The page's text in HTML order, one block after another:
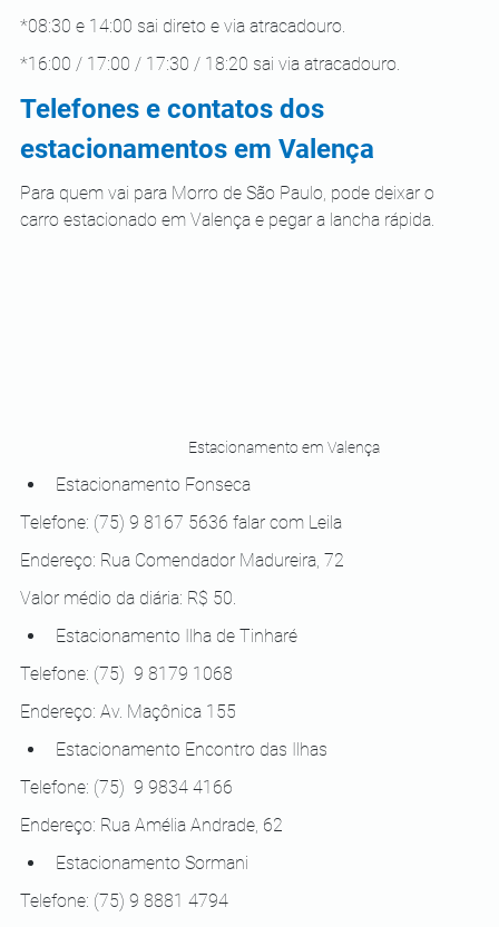
*08:30 e 14:00 sai direto e via atracadouro.
*16:00 / 17:00 / 17:30 / 18:20 sai via atracadouro.
Telefones e contatos dos
estacionamentos em Valença
Para quem vai para Morro de São Paulo, pode deixar o
carro estacionado em Valença e pegar a lancha rápida.
Estacionamento em Valença
Estacionamento Fonseca
Telefone: (75) 9 8167 5636 falar com Leila
Endereço: Rua Comendador Madureira, 72
Valor médio da diária: R$ 50.
Estacionamento Ilha de Tinharé
Telefone: (75) 9 8179 1068
Endereço: Av. Maçônica 155
Estacionamento Encontro das Ilhas
Telefone: (75) 9 9834 4166
Endereço: Rua Amélia Andrade, 62
Estacionamento Sormani
Telefone: (75) 9 8881 4794